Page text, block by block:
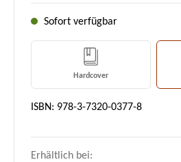
Sofort verfügbar
Hardcover
ISBN: 978-3-7320-0377-8
Erhältlich bei: